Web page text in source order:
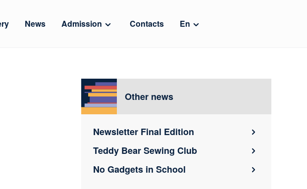
News Admission Contacts En
Other news
Newsletter Final Edition
Teddy Bear Sewing Club
No Gadgets in School